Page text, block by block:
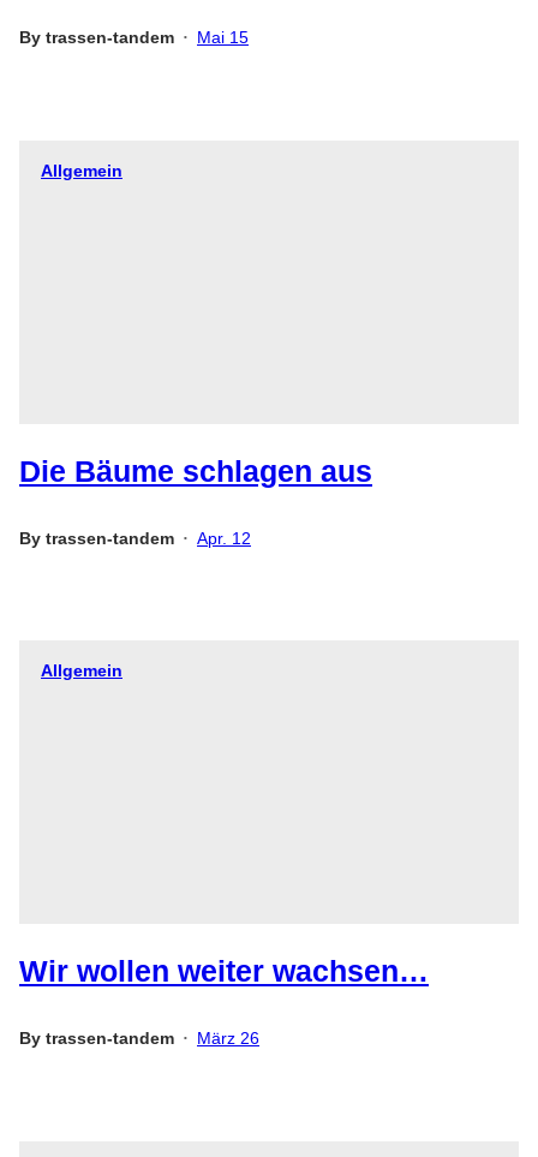
By trassen-tandem • Mai 15
Allgemein
Die Bäume schlagen aus
By trassen-tandem • Apr. 12
Allgemein
Wir wollen weiter wachsen…
By trassen-tandem • März 26